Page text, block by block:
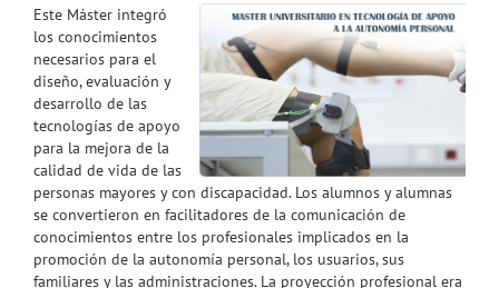
Este Máster integró
los conocimientos
necesarios para el
diseño, evaluación y
desarrollo de las
tecnologías de apoyo
para la mejora de la
calidad de vida de las
personas mayores y con discapacidad. Los alumnos y alumnas
se convertieron en facilitadores de la comunicación de
conocimientos entre los profesionales implicados en la
promoción de la autonomía personal, los usuarios, sus
familiares y las administraciones. La proyección profesional era